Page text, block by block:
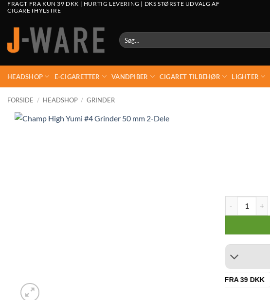
FRAGT FRA KUN 39 DKK | HURTIG LEVERING | DKS STØRSTE UDVALG AF
CIGARETHYLSTRE
Søg
efter:
HEADSHOP E-CIGARETTER VANDPIBER CIGARET TILBEHØR LIGHTER
FORSIDE / HEADSHOP / GRINDER
🚚 FRAGT FRA 39 DKK